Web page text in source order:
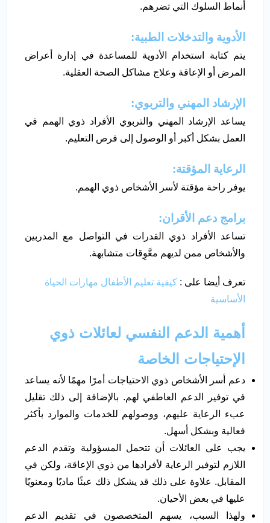
أنماط السلوك التي تضرهم.
الأدوية والتدخلات الطبية:
يتم كتابة استخدام الأدوية للمساعدة في إدارة أعراض
المرض أو الإعاقة وعلاج مشاكل الصحة العقلية.
الإرشاد المهني والتربوي:
يساعد الإرشاد المهني والتربوي الأفراد ذوي الهمم في
العمل بشكل أكبر أو الوصول إلى فرص التعليم.
الرعاية المؤقتة:
يوفر راحة مؤقتة لأسر الأشخاص ذوي الهمم.
برامج دعم الأقران:
تساعد الأفراد ذوي القدرات في التواصل مع المدربين
والأشخاص ممن لديهم معَّوِقات متشابهة.
تعرف أيضا على : كيفية تعليم الأطفال مهارات الحياة
الأساسية
أهمية الدعم النفسي لعائلات ذوي
الإحتياجات الخاصة
دعم أسر الأشخاص ذوي الاحتياجات أمرًا مهمًا لأنه يساعد
في توفير الدعم العاطفي لهم. بالإضافة إلى ذلك تقليل
عبء الرعاية عليهم، ووصولهم للخدمات والموارد بأكثر
فعالية وبشكل أسهل.
يجب على العائلات أن تتحمل المسؤولية وتقدم الدعم
اللازم لتوفير الرعاية لأفرادها من ذوي الإعاقة، ولكن في
المقابل. علاوة على ذلك قد يشكل ذلك عبئًا ماديًا ومعنويًا
عليها في بعض الأحيان.
ولهذا السبب، يسهم المتخصصون في تقديم الدعم